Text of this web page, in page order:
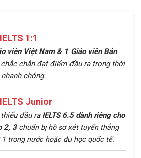
IELTS 1:1
viên Việt Nam & 1 Giáo viên Bản
chắn đạt điểm đầu ra trong thời
chóng.
IELTS Junior
đầu raIELTS 6.5 dành riêng cho
2, 3 chuẩn bị hồ sơ xét tuyển thẳng
1 trong nước hoặc du học quốc tế.